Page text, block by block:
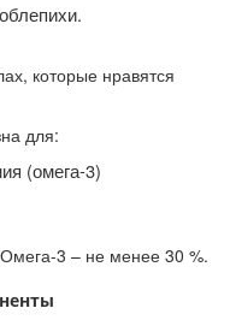
которые нравятся
для:
(омега-3)
3 – не менее 30 %.